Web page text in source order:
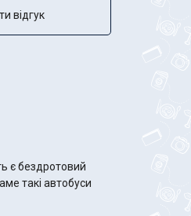
відгук
є бездротовий
такі автобуси